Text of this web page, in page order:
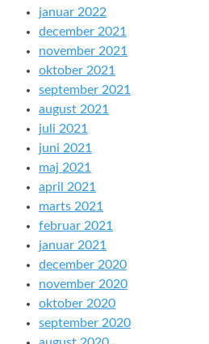
januar 2022
december 2021
november 2021
oktober 2021
september 2021
august 2021
juli 2021
juni 2021
maj 2021
april 2021
marts 2021
februar 2021
januar 2021
december 2020
november 2020
oktober 2020
september 2020